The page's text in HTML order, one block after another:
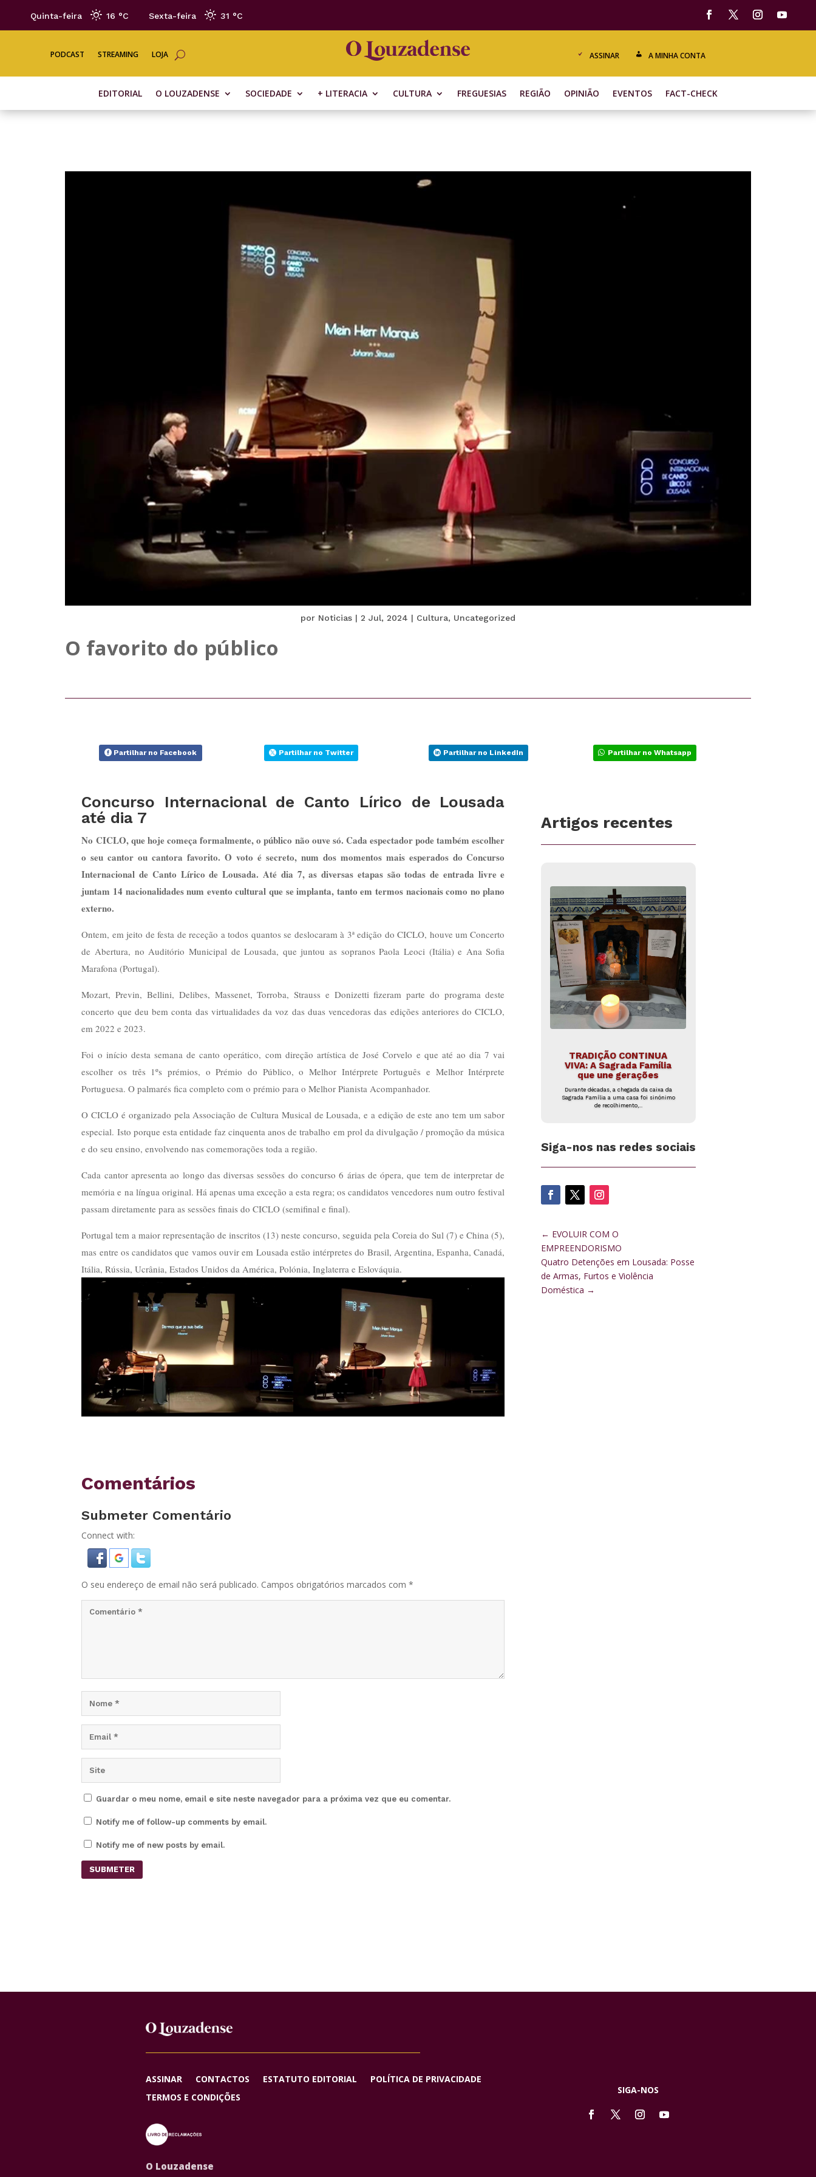
Quinta-feira 16 °C Sexta-feira 31 °C
PODCAST STREAMING LOJA ASSINAR A MINHA CONTA
EDITORIAL O LOUZADENSE SOCIEDADE + LITERACIA CULTURA FREGUESIAS REGIÃO OPINIÃO EVENTOS FACT-CHECK
por Noticias | 2 Jul, 2024 | Cultura, Uncategorized
O favorito do público
Partilhar no Facebook Partilhar no Twitter Partilhar no LinkedIn Partilhar no Whatsapp
Concurso Internacional de Canto Lírico de Lousada
até dia 7
No CICLO, que hoje começa formalmente, o público não ouve só. Cada espectador pode também escolher
o seu cantor ou cantora favorito. O voto é secreto, num dos momentos mais esperados do Concurso
Internacional de Canto Lírico de Lousada. Até dia 7, as diversas etapas são todas de entrada livre e
juntam 14 nacionalidades num evento cultural que se implanta, tanto em termos nacionais como no plano
externo.
Ontem, em jeito de festa de receção a todos quantos se deslocaram à 3ª edição do CICLO, houve um Concerto
de Abertura, no Auditório Municipal de Lousada, que juntou as sopranos Paola Leoci (Itália) e Ana Sofia
Marafona (Portugal).
Mozart, Previn, Bellini, Delibes, Massenet, Torroba, Strauss e Donizetti fizeram parte do programa deste
concerto que deu bem conta das virtualidades da voz das duas vencedoras das edições anteriores do CICLO,
em 2022 e 2023.
Foi o início desta semana de canto operático, com direção artística de José Corvelo e que até ao dia 7 vai
escolher os três 1ºs prémios, o Prémio do Público, o Melhor Intérprete Português e Melhor Intérprete
Portuguesa. O palmarés fica completo com o prémio para o Melhor Pianista Acompanhador.
O CICLO é organizado pela Associação de Cultura Musical de Lousada, e a edição de este ano tem um sabor
especial. Isto porque esta entidade faz cinquenta anos de trabalho em prol da divulgação / promoção da música
e do seu ensino, envolvendo nas comemorações toda a região.
Cada cantor apresenta ao longo das diversas sessões do concurso 6 árias de ópera, que tem de interpretar de
memória e na língua original. Há apenas uma exceção a esta regra; os candidatos vencedores num outro festival
passam diretamente para as sessões finais do CICLO (semifinal e final).
Portugal tem a maior representação de inscritos (13) neste concurso, seguida pela Coreia do Sul (7) e China (5),
mas entre os candidatos que vamos ouvir em Lousada estão intérpretes do Brasil, Argentina, Espanha, Canadá,
Itália, Rússia, Ucrânia, Estados Unidos da América, Polónia, Inglaterra e Eslováquia.
Comentários
Submeter Comentário
Connect with:
O seu endereço de email não será publicado. Campos obrigatórios marcados com*
Guardar o meu nome, email e site neste navegador para a próxima vez que eu comentar.
Notify me of follow-up comments by email.
Notify me of new posts by email.
SUBMETER
Artigos recentes
TRADIÇÃO CONTINUA
VIVA: A Sagrada Família
que une gerações
Durante décadas, a chegada da caixa da
Sagrada Família a uma casa foi sinónimo
de recolhimento,...
Siga-nos nas redes sociais
← EVOLUIR COM O
EMPREENDORISMO
Quatro Detenções em Lousada: Posse
de Armas, Furtos e Violência
Doméstica →
ASSINAR CONTACTOS ESTATUTO EDITORIAL
POLÍTICA DE PRIVACIDADE
TERMOS E CONDIÇÕES
O Louzadense
SIGA-NOS